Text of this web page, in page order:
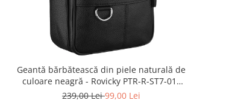
Geantă bărbătească din piele naturală de
culoare neagră - Rovicky PTR-R-ST7-01-
7571-BLACK
239,00 Lei99,00 Lei